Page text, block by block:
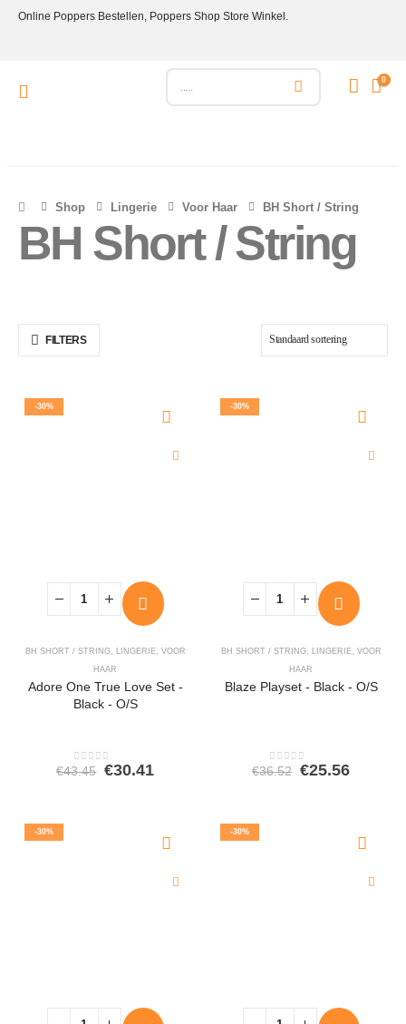
Online Poppers Bestellen, Poppers Shop Store Winkel.
0
Shop Lingerie Voor Haar BH Short / String
BH Short / String
FILTERS
-30%
BH SHORT / STRING, LINGERIE, VOOR
HAAR
Adore One True Love Set -
Black - O/S
0out of 5
€43.45 Oorspronkelijke
€30.41
-30%
BH SHORT / STRING, LINGERIE, VOOR
HAAR
Blaze Playset - Black - O/S
0out of 5
€36.52 €25.56
-30% -30%